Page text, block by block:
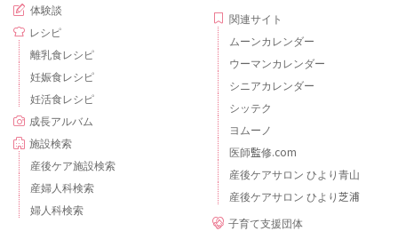
体験談
レシピ
離乳食レシピ
妊娠食レシピ
妊活食レシピ
成長アルバム
施設検索
産後ケア施設検索
産婦人科検索
婦人科検索
関連サイト
ムーンカレンダー
ウーマンカレンダー
シニアカレンダー
シッテク
ヨムーノ
医師監修.com
産後ケアサロン ひより青山
産後ケアサロン ひより芝浦
子育て支援団体